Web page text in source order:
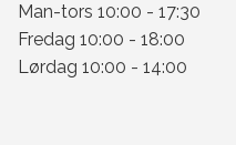
Man-tors 10:00 - 17:30
Fredag 10:00 - 18:00
Lørdag 10:00 - 14:00